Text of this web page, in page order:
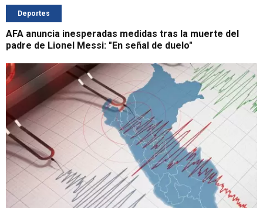
Deportes
AFA anuncia inesperadas medidas tras la muerte del
padre de Lionel Messi: "En señal de duelo"